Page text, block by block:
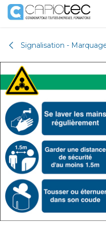
Se rendre au contenu
Signalisation -